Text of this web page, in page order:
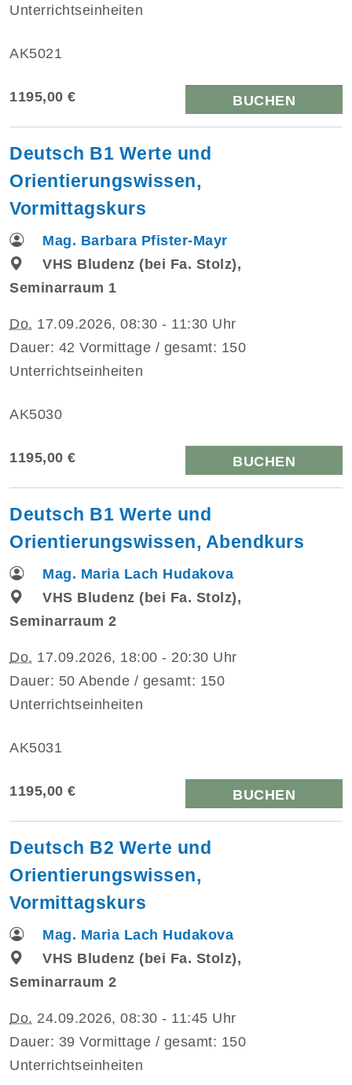
Unterrichtseinheiten
AK5021
1195,00 € BUCHEN
Deutsch B1 Werte und
Orientierungswissen,
Vormittagskurs
Mag. Barbara Pfister-Mayr
VHS Bludenz (bei Fa. Stolz),
Seminarraum 1
Do. 17.09.2026, 08:30 - 11:30 Uhr
Dauer: 42 Vormittage / gesamt: 150
Unterrichtseinheiten
AK5030
1195,00 € BUCHEN
Deutsch B1 Werte und
Orientierungswissen, Abendkurs
Mag. Maria Lach Hudakova
VHS Bludenz (bei Fa. Stolz),
Seminarraum 2
Do. 17.09.2026, 18:00 - 20:30 Uhr
Dauer: 50 Abende / gesamt: 150
Unterrichtseinheiten
AK5031
1195,00 € BUCHEN
Deutsch B2 Werte und
Orientierungswissen,
Vormittagskurs
Mag. Maria Lach Hudakova
VHS Bludenz (bei Fa. Stolz),
Seminarraum 2
Do. 24.09.2026, 08:30 - 11:45 Uhr
Dauer: 39 Vormittage / gesamt: 150
Unterrichtseinheiten